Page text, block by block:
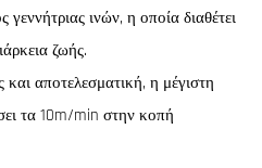
ινών, η οποία διαθέτει
ζωής.
αποτελεσματική, η μέγιστη
τα 10m/min στην κοπή